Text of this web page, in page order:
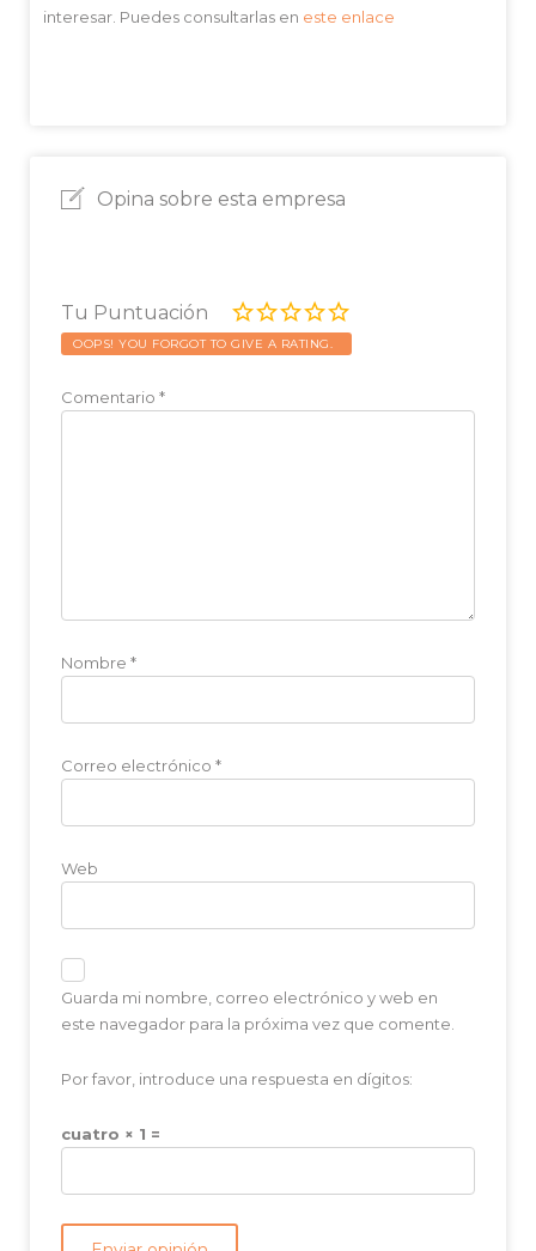
interesar. Puedes consultarlas en este enlace
Opina sobre esta empresa
Tu Puntuación
OOPS! YOU FORGOT TO GIVE A RATING.
Comentario *
Nombre *
Correo electrónico *
Web
Guarda mi nombre, correo electrónico y web en
este navegador para la próxima vez que comente.
Por favor, introduce una respuesta en dígitos:
cuatro × 1 =